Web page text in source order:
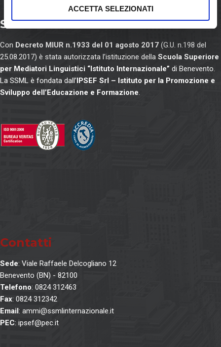
e
s
o
ACCETTA SELEZIONATI
SSML Internazionale
Con Decreto MIUR n.1933 del 01 agosto 2017 (G.U. n.198 del
25.08.2017) è stata autorizzata l’istituzione della Scuola Superiore
per Mediatori Linguistici “Istituto Internazionale” di Benevento.
La SSML è fondata dall’IPSEF Srl – Istituto per la Promozione e
Sviluppo dell’Educazione e Formazione.
Contatti
Sede: Viale Raffaele Delcogliano 12
Benevento (BN) - 82100
Telefono: 0824 312463
Fax: 0824 312342
Email: ammi@ssmlinternazionale.it
PEC: ipsef@pec.it